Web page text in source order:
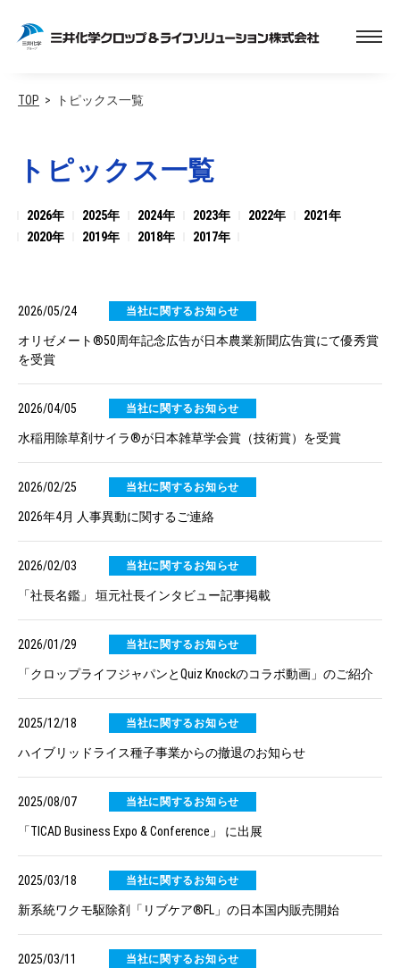
TOP トピックス一覧
トピックス一覧
2026年 2025年 2024年 2023年 2022年
2021年
2020年
2019年 2018年 2017年
2026/05/24 当社に関するお知らせ
オリゼメート®50周年記念広告が日本農業新聞広告賞にて優秀賞
を受賞
2026/04/05 当社に関するお知らせ
水稲用除草剤サイラ®が日本雑草学会賞（技術賞）を受賞
2026/02/25 当社に関するお知らせ
2026年4月 人事異動に関するご連絡
2026/02/03 当社に関するお知らせ
「社長名鑑」 垣元社長インタビュー記事掲載
2026/01/29 当社に関するお知らせ
「クロップライフジャパンとQuiz Knockのコラボ動画」のご紹介
2025/12/18 当社に関するお知らせ
ハイブリッドライス種子事業からの撤退のお知らせ
2025/08/07 当社に関するお知らせ
「TICAD Business Expo & Conference」 に出展
2025/03/18 当社に関するお知らせ
新系統ワクモ駆除剤「リブケア®FL」の日本国内販売開始
2025/03/11 当社に関するお知らせ